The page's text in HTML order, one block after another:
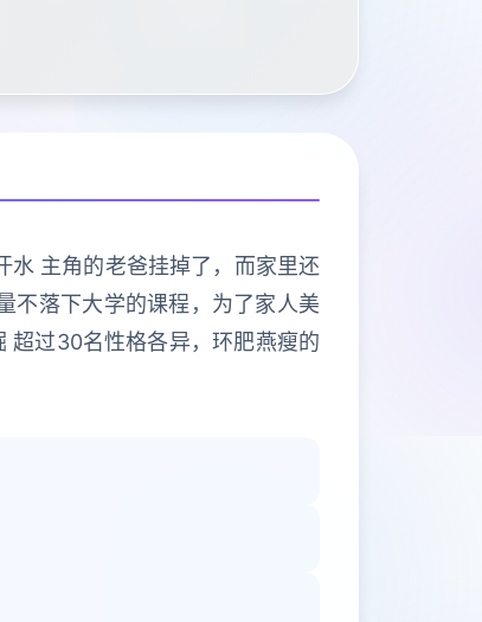
主角的老爸挂掉了，而家里还
不落下大学的课程，为了家人美
过30名性格各异，环肥燕瘦的